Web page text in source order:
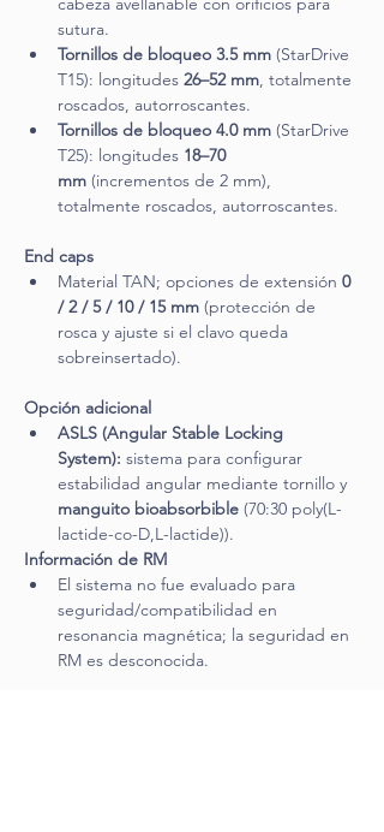
sutura.
Tornillos de bloqueo 3.5 mm (StarDrive
T15): longitudes 26–52 mm, totalmente
roscados, autorroscantes.
Tornillos de bloqueo 4.0 mm (StarDrive
T25): longitudes 18–70
mm (incrementos de 2 mm),
totalmente roscados, autorroscantes.
End caps
Material TAN; opciones de extensión 0
/ 2 / 5 / 10 / 15 mm (protección de
rosca y ajuste si el clavo queda
sobreinsertado).
Opción adicional
ASLS (Angular Stable Locking
System): sistema para configurar
estabilidad angular mediante tornillo y
manguito bioabsorbible (70:30 poly(L-
lactide-co-D,L-lactide)).
Información de RM
El sistema no fue evaluado para
seguridad/compatibilidad en
resonancia magnética; la seguridad en
RM es desconocida.